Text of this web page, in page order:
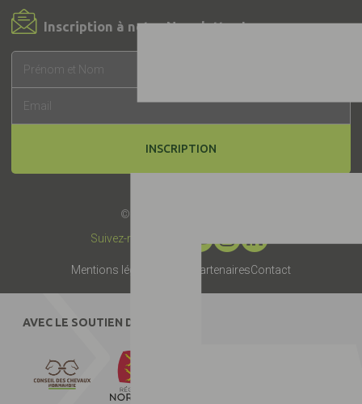
Inscription à notre Newsletter !
INSCRIPTION
© 2019 -
Suivez-nous :
Mentions légales PartenairesContact
AVEC LE SOUTIEN DE :